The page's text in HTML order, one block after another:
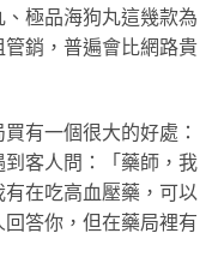
極品海狗丸這幾款為
銷，普遍會比網路貴
有一個很大的好處：
客人問：「藥師，我
在吃高血壓藥，可以
答你，但在藥局裡有